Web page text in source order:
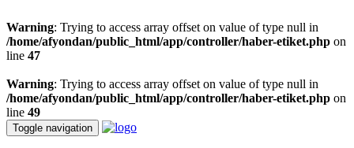
Warning: Trying to access array offset on value of type null in
/home/afyondan/public_html/app/controller/haber-etiket.php on
line 47
Warning: Trying to access array offset on value of type null in
/home/afyondan/public_html/app/controller/haber-etiket.php on
line 49
Toggle navigation